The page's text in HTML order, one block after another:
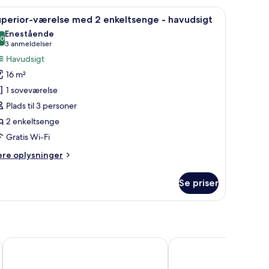
og havudsigt. Et hotelværelse med en stor seng, to
6 værelse med 2 enkeltsenge - havudsigt
ud af 10
Enestående
3 anmeldelser
(3
anmeldelser)
Havudsigt
16 m²
1 soveværelse
Plads til 3 personer
2 enkeltsenge
Gratis Wi-Fi
oplysninger
Se priser
Hampton by Hilton Canterbury Best Western Abbots